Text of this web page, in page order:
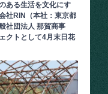
ある生活を文化にす
社RIN（本社：東京都
社団法人 那賀商事
クトとして4月末日花